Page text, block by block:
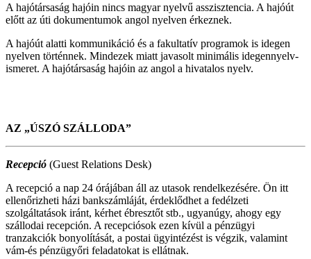
A hajótársaság hajóin nincs magyar nyelvű asszisztencia. A hajóút
előtt az úti dokumentumok angol nyelven érkeznek.
A hajóút alatti kommunikáció és a fakultatív programok is idegen
nyelven történnek. Mindezek miatt javasolt minimális idegennyelv-
ismeret. A hajótársaság hajóin az angol a hivatalos nyelv.
AZ „ÚSZÓ SZÁLLODA”
Recepció (Guest Relations Desk)
A recepció a nap 24 órájában áll az utasok rendelkezésére. Ön itt
ellenőrizheti házi bankszámláját, érdeklődhet a fedélzeti
szolgáltatások iránt, kérhet ébresztőt stb., ugyanúgy, ahogy egy
szállodai recepción. A recepciósok ezen kívül a pénzügyi
tranzakciók bonyolítását, a postai ügyintézést is végzik, valamint
vám-és pénzügyőri feladatokat is ellátnak.